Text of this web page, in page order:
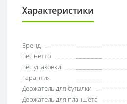
Характеристики
Бренд
Вес нетто
Вес упаковки
Гарантия
Держатель для бутылки
Держатель для планшета